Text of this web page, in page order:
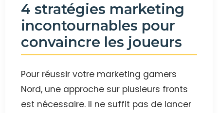
4 stratégies marketing
incontournables pour
convaincre les joueurs
Pour réussir votre marketing gamers
Nord, une approche sur plusieurs fronts
est nécessaire. Il ne suffit pas de lancer